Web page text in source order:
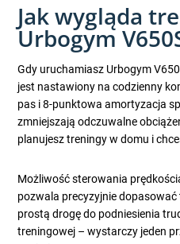
Jak wygląda
Urbogym
Gdy uruchamiasz Urbogym
jest nastawiony na codzienny
pas i 8-punktowa amortyzacja
zmniejszają odczuwalne
planujesz treningy w domu i
Możliwość sterowania
pozwala precyzyjnie
prostą drogę do podniesienia
treningowej – wystarczy jeden